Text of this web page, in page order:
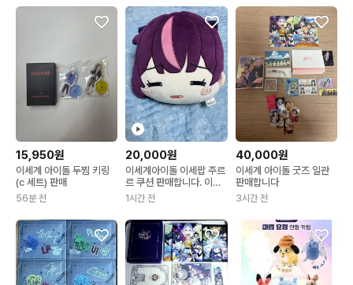
15,950원
이세계 아이돌 두찜 키링
(c 세트) 판매
56분 전
20,000원
이세계아이돌 이세팝 주르
르 쿠션 판매합니다. 이세
돌
1시간 전
40,000원
이세계 아이돌 굿즈 일관
판매합니다
3시간 전